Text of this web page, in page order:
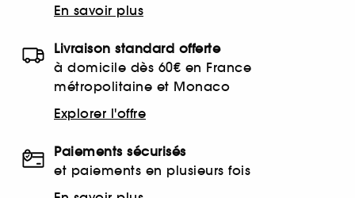
En savoir plus
Livraison standard offerte
à domicile dès 60€ en France
métropolitaine et Monaco
Explorer l'offre
Paiements sécurisés
et paiements en plusieurs fois